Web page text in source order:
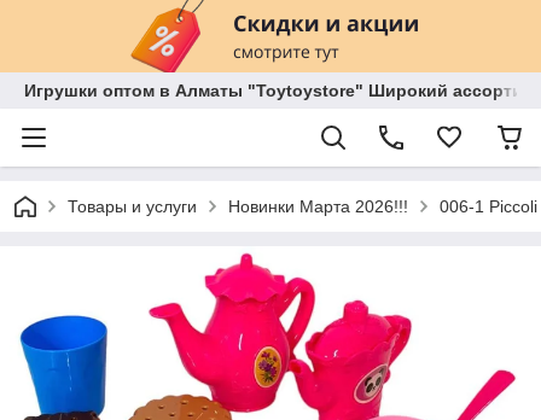
Игрушки оптом в Алматы "Toytoystore" Широкий
Товары и услуги Новинки Марта 2026!!! 006-1 Piccoli